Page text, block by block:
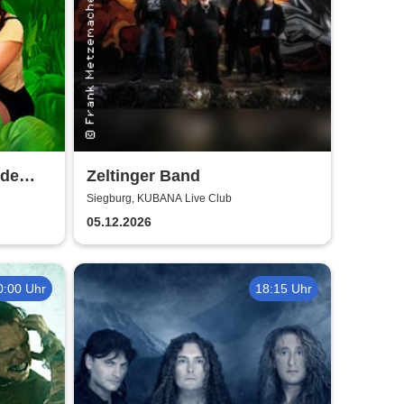
Zeltinger Band
Siegburg, KUBANA Live Club
05.12.2026
Uhr 18:15 Uhr